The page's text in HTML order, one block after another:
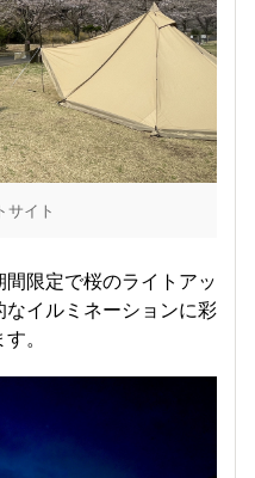
サイト
限定で桜のライトアッ
イルミネーションに彩
。